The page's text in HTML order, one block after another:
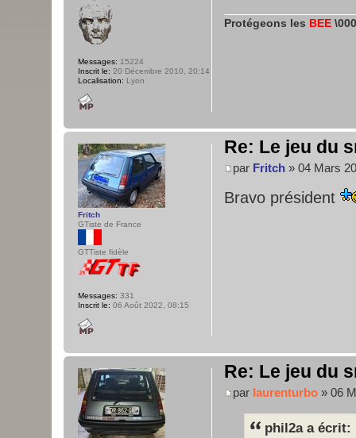
Protégeons les BEE
Messages: 15224
Inscrit le: 20 Décembre 2010, 20:14
Localisation: Lyon
Re: Le jeu du
par Fritch » 04 Mars
Bravo président
Fritch
GTiste de France
GTTiste fidèle
Messages: 331
Inscrit le: 06 Août 2022, 08:15
Re: Le jeu du
par laurenturbo » 06
phil2a a écrit: